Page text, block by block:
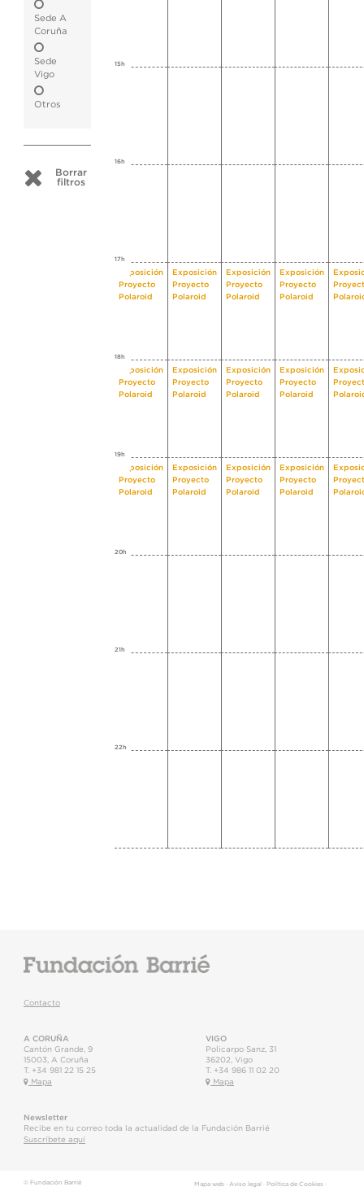
Sede A
Coruña
Sede
Vigo
Otros
Borrar
filtros
15h
16h
17h
Exposición
Proyecto
Polaroid
Exposición
Proyecto
Polaroid
Exposición
Proyecto
Polaroid
Exposición
Proyecto
Polaroid
18h
Exposición
Proyecto
Polaroid
Exposición
Proyecto
Polaroid
Exposición
Proyecto
Polaroid
Exposición
Proyecto
Polaroid
19h
Exposición
Proyecto
Polaroid
Exposición
Proyecto
Polaroid
Exposición
Proyecto
Polaroid
Exposición
Proyecto
Polaroid
20h
21h
22h
Contacto
A CORUÑA
Cantón Grande, 9
15003
A Coruña
T. +34 981 22 15 25
Mapa
VIGO
Policarpo Sanz, 31
36202 Vigo
T. +34 986 11 02 20
Mapa
Newsletter
Recibe en tu correo toda la actualidad de la Fundación Barrié
Suscríbete aquí
© Fundación Barrié Mapa web· Aviso legal · Política de Cookies ·